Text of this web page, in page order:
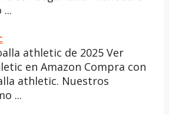
athletic de 2025 Ver
en Amazon Compra con
athletic. Nuestros
...